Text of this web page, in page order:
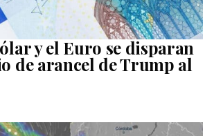
y el Euro se disparan
de arancel de Trump al